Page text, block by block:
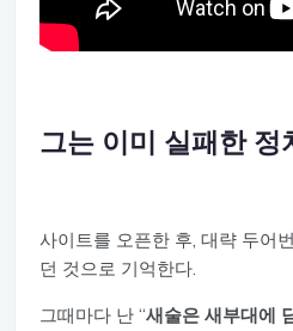
그는 이미 실패한 정
사이트를 오픈한 후, 대략 두어
던 것으로 기억한다.
그때마다 난 “새술은 새부대에